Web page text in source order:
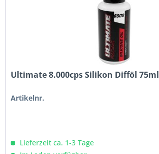
Ultimate 8.000cps Silikon Difföl 75ml
Artikelnr.
Lieferzeit ca. 1-3 Tage